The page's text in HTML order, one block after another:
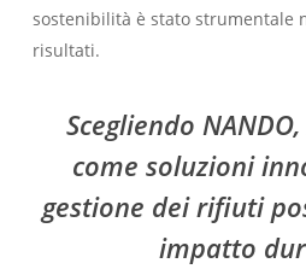
sostenibilità è stato strumentale
risultati.
Scegliendo
come soluzioni
gestione dei rifiuti
impatto